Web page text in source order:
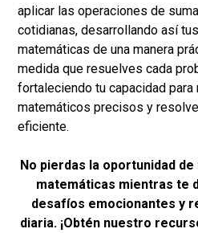
aplicar las operaciones de
cotidianas, desarrollando así
matemáticas de una manera
medida que resuelves cada
fortaleciendo tu capacidad para
matemáticos precisos y
eficiente.
No pierdas la oportunidad
matemáticas mientras te
desafíos emocionantes y
diaria. ¡Obtén nuestro